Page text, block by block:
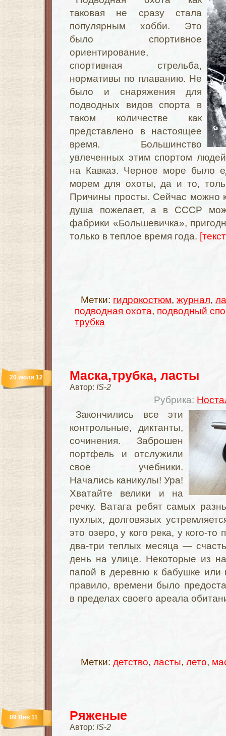
таковая не сразу стала
популярным хобби. Это
было спортивное
ориентирование,
спортивная стрельба,
нормативы по плаванию. Не
было и снаряжения для
подводных видов спорта в
таком количестве как
представлено в настоящее
время. Большинство
увлеченных этим спортом
на Кавказ. Черное море было
морем для охоты, да и то,
Причины просты. Сейчас можно
душа пожелает, а в СССР
фабрики «Большевичка»,
только в теплое время года.
Метки: гидрокостюм, журнал,
подводная охота, подводный
трубка
Маска,трубка, ласты
Автор: IS-2
Рубрика:
20 июля 12
Закончились все эти
контрольные, диктанты,
сочинения. Заброшен
портфель и отслужили
свое учебники.
Начались каникулы! Ура!
Хватайте велики и на
речку. Ватага ребят самых
пухлых, долговязых
это озеро, у кого река, у кого-
два-три теплых месяца —
день на улице. Некоторые из
папой в деревню к бабушке
правило, времени было
в пределах своего ареала
Метки: детство, ласты, лето,
Ряженые
Автор: IS-2
09 Янв 11